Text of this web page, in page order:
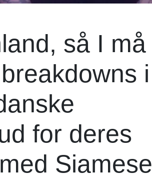
så I må
i
for deres